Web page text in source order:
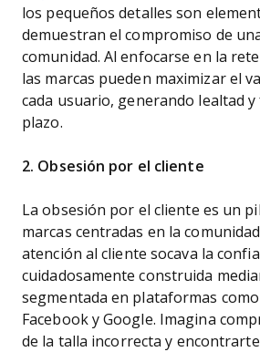
los pequeños detalles son
demuestran el compromiso de
comunidad. Al enfocarse en la
las marcas pueden maximizar el
cada usuario, generando lealtad
plazo.
2. Obsesión por el cliente
La obsesión por el cliente es un
marcas centradas en la
atención al cliente socava la
cuidadosamente construida
segmentada en plataformas
Facebook y Google. Imagina
de la talla incorrecta y encontrarte